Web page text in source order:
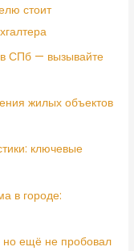
стоит
СПб — вызывайте
жилых объектов
ключевые
в городе:
но ещё не пробовал